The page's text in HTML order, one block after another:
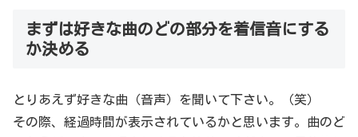
まずは好きな曲のどの部分を着信音にする
か決める
とりあえず好きな曲（音声）を聞いて下さい。（笑）
その際、経過時間が表示されているかと思います。曲のど